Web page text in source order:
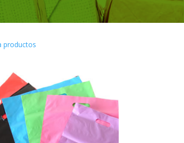
productos